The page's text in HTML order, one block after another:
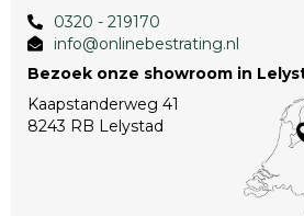
0320 - 219170
info@onlinebestrating.nl
Bezoek onze showroom in
Kaapstanderweg 41
8243 RB Lelystad